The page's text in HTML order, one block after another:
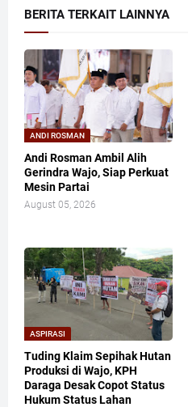
BERITA TERKAIT LAINNYA
ANDI ROSMAN
Andi Rosman Ambil Alih
Gerindra Wajo, Siap Perkuat
Mesin Partai
August 05, 2026
ASPIRASI
Tuding Klaim Sepihak Hutan
Produksi di Wajo, KPH
Daraga Desak Copot Status
Hukum Status Lahan